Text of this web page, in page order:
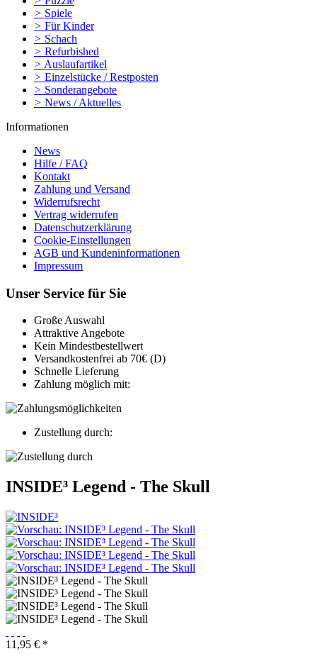
> Spiele
> Für Kinder
> Schach
> Refurbished
> Auslaufartikel
> Einzelstücke / Restposten
> Sonderangebote
> News / Aktuelles
Informationen
News
Hilfe / FAQ
Kontakt
Zahlung und Versand
Widerrufsrecht
Vertrag widerrufen
Datenschutzerklärung
Cookie-Einstellungen
AGB und Kundeninformationen
Impressum
Unser Service für Sie
Große Auswahl
Attraktive Angebote
Kein Mindestbestellwert
Versandkostenfrei ab 70€ (D)
Schnelle Lieferung
Zahlung möglich mit:
Zustellung durch:
INSIDE³ Legend - The Skull
11,95 € *